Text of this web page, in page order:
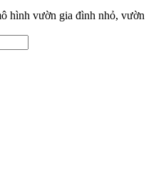
hình vườn gia đình nhỏ, vườn